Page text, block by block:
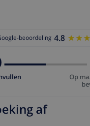
beoordeling 4.8
Op
af